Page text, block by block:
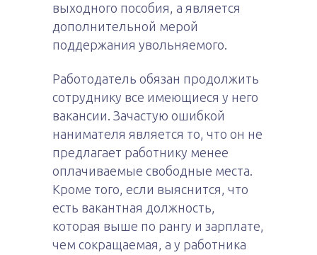
выходного пособия, а является
дополнительной мерой
поддержания увольняемого.
Работодатель обязан продолжить
сотруднику все имеющиеся у него
вакансии. Зачастую ошибкой
нанимателя является то, что он не
предлагает работнику менее
оплачиваемые свободные места.
Кроме того, если выяснится, что
есть вакантная должность,
которая выше по рангу и зарплате,
чем сокращаемая, а у работника